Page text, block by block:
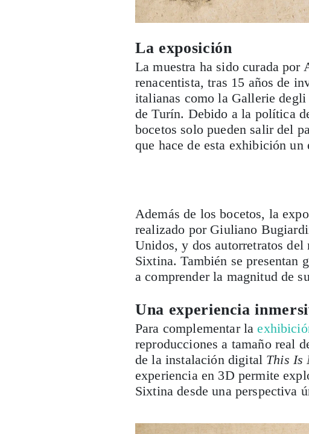
La exposición
La muestra ha sido curada por
renacentista, tras 15 años de
italianas como la Gallerie
de Turín. Debido a la política
bocetos solo pueden salir del
que hace de esta exhibición un
Además de los bocetos, la
realizado por Giuliano
Unidos, y dos autorretratos
Sixtina. También se presentan
a comprender la magnitud de
Una experiencia
Para complementar la
reproducciones a tamaño real
de la instalación digital This Is
experiencia en 3D permite
Sixtina desde una perspectiva